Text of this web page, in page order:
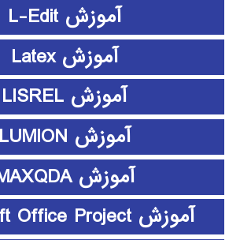
آموزش L-Edit
آموزش Latex
آموزش LISREL
آموزش LUMION
آموزش MAXQDA
آموزش Microsoft Office Project